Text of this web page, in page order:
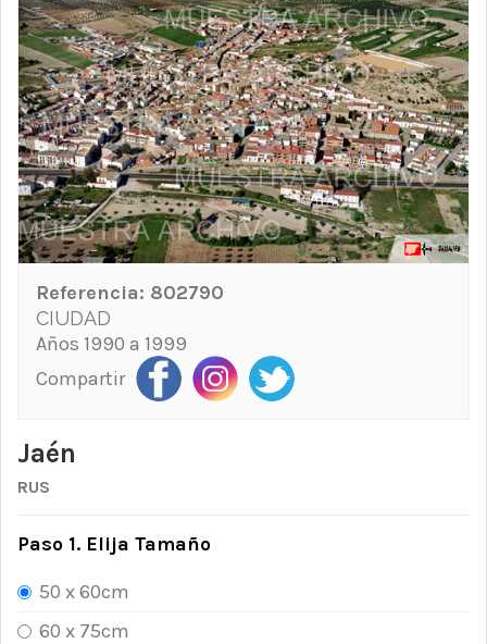
Referencia: 802790
CIUDAD
Años 1990 a 1999
Compartir
Jaén
RUS
Paso 1. Elija Tamaño
50 x 60cm
60 x 75cm